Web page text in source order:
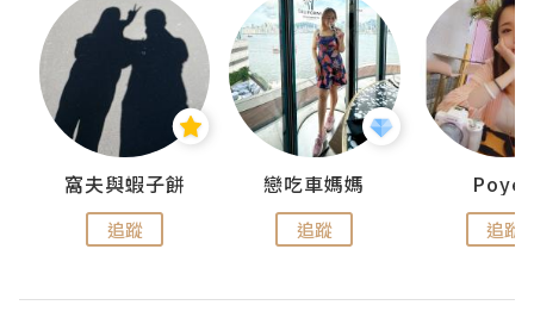
窩夫與蝦子餅
追蹤
戀吃車媽媽
追蹤 追蹤